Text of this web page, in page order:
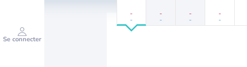
Se connecter
-
-
-
-
-
-
-
-